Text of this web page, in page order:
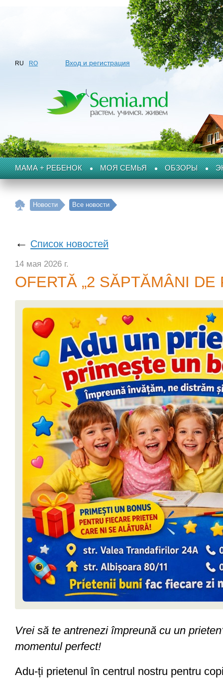
RU RO Вход и регистрация
МАМА + РЕБЕНОК МОЯ СЕМЬЯ ОБЗОРЫ
Новости Все новости
← Список новостей
14 мая 2026 г.
OFERTĂ „2 SĂPTĂMÂNI DE
Vrei să te antrenezi împreună cu un
momentul perfect!
Adu-ți prietenul în centrul nostru pentru